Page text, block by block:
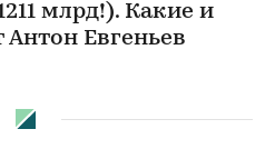
млрд!). Какие и
Антон Евгеньев